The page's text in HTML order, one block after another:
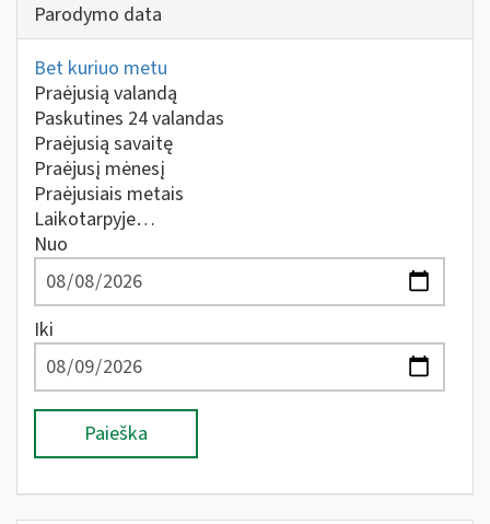
Parodymo data
Bet kuriuo metu
Praėjusią valandą
Paskutines 24 valandas
Praėjusią savaitę
Praėjusį mėnesį
Praėjusiais metais
Laikotarpyje…
Nuo
Iki
Paieška